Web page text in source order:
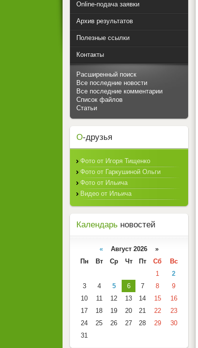
Online-подача заявки
Архив результатов
Полезные ссылки
Контакты
Расширенный поиск
Все последние новости
Все последние комментарии
Список файлов
Статьи
О-друзья
Фото от Игоря Тищенко
Фото от Гаркушиной Ольги
Фото от Ильича
Видео от Ильича
Календарь новостей
« Август 2026 »
Пн
Вт Ср Чт Пт Сб
Вс
1
2
3
4 5 6 7 8
9
10
11 12 13 14 15
16
17
18 19 20 21 22
23
24
25 26 27 28 29
30
31